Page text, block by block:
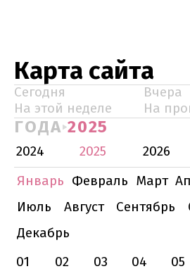
Карта сайта
Сегодня
Вчера
На этой неделе
На
ГОДА 2025
2024 2025
2026
Январь Февраль Март
Июль
Август Сентябрь
Декабрь
01
02 03 04 05